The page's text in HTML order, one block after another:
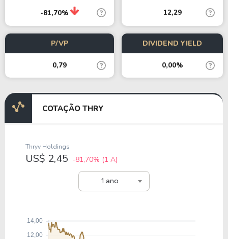
-81,70% 12,29
P/VP
0,79
DIVIDEND YIELD
0,00%
COTAÇÃO THRY
1 ano
Thryv Holdings
US$ 2,45 -81,70% (1 A)